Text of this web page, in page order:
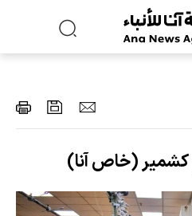
(خاص آنا)